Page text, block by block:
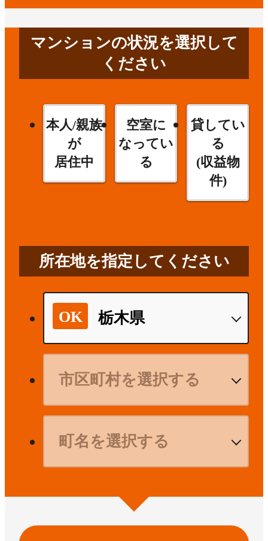
マンションの状況を選択して
ください
本人/親族
が
居住中
空室に
なってい
る
貸してい
る
(収益物
件)
所在地を指定してください